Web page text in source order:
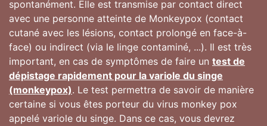
spontanément. Elle est transmise par contact direct
avec une personne atteinte de Monkeypox (contact
cutané avec les lésions, contact prolongé en face-à-
face) ou indirect (via le linge contaminé, ...). Il est très
important, en cas de symptômes de faire un test de
dépistage rapidement pour la variole du singe
(monkeypox). Le test permettra de savoir de manière
certaine si vous êtes porteur du virus monkey pox
appelé variole du singe. Dans ce cas, vous devrez